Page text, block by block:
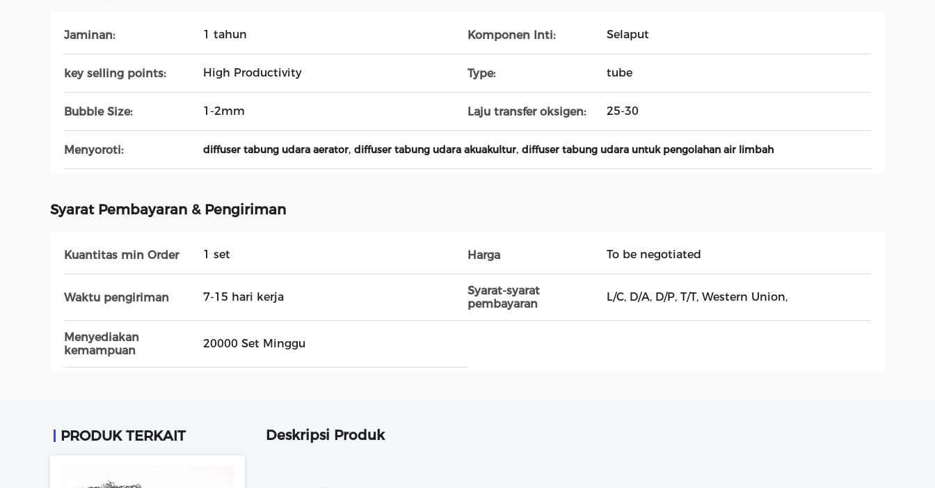
Jaminan: 1 tahun Komponen Inti: Selaput
key selling points: High Productivity Type: tube
Bubble Size: 1-2mm Laju transfer oksigen: 25-30
Menyoroti: diffuser tabung udara aerator, diffuser tabung udara akuakultur, diffuser tabung udara untuk pengolahan air limbah
Syarat Pembayaran & Pengiriman
Kuantitas min Order 1 set Harga To be negotiated
Waktu pengiriman 7-15 hari kerja
Syarat-syarat
pembayaran
L/C, D/A, D/P, T/T, Western Union,
Menyediakan
kemampuan
20000 Set Minggu
PRODUK TERKAIT Deskripsi Produk